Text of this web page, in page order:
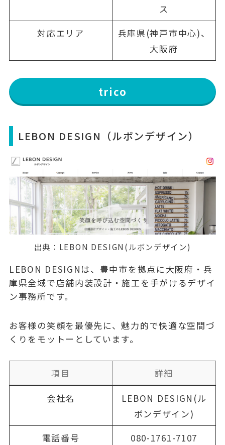
ス
対応エリア
兵庫県(神戸市中心)、
大阪府
trico
LEBON DESIGN（ルボンデザイン）
出典： LEBON DESIGN(ルボンデザイン)
LEBON DESIGNは、豊中市を拠点に大阪府・兵
庫県全域で店舗内装設計・施工を手がけるデザイ
ン事務所です。
お客様の笑顔を最優先に、魅力的で快適な空間づ
くりをモットーとしています。
項目
詳細
会社名
LEBON DESIGN(ル
ボンデザイン)
電話番号
080-1761-7107